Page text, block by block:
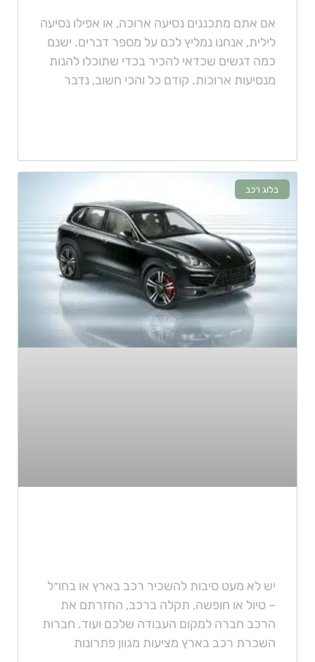
אם אתם מתכננים נסיעה ארוכה, או אפילו נסיעה
לילית, אנחנו נמליץ לכם על מספר דברים. ישנם
כמה דגשים שכדאי להכיר בכדי שתוכלו להנות
מנסיעות ארוכות. קודם כל והכי חשוב, נדבר
בלוג רכב
יש לא מעט סיבות להשכיר רכב בארץ או בחו״ל
– טיול או חופשה, תקלה ברכב, החזרתם את
הרכב חברה למקום העבודה שלכם ועוד. חברות
השכרת רכב בארץ מציעות מגוון פתרונות